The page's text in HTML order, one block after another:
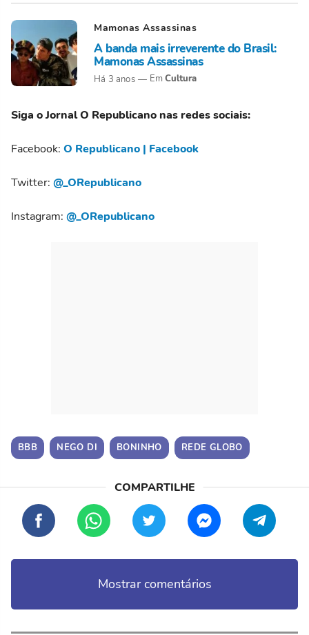
Mamonas Assassinas
A banda mais irreverente do Brasil:
Mamonas Assassinas
Há 3 anos Cultura
Siga o Jornal O Republicano nas redes sociais:
Facebook: O Republicano | Facebook
Twitter: @_ORepublicano
Instagram: @_ORepublicano
BBB NEGO DI BONINHO REDE GLOBO
Mostrar comentários